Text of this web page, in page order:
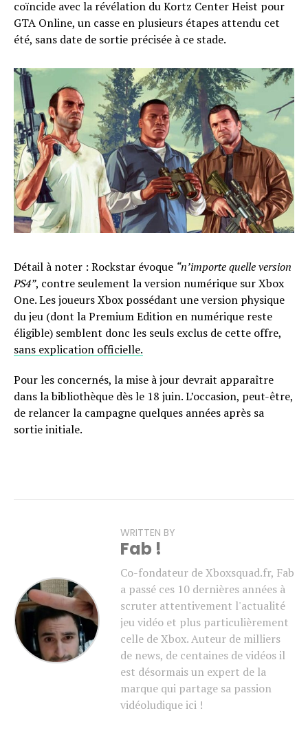
coïncide avec la révélation du Kortz Center Heist pour
GTA Online, un casse en plusieurs étapes attendu cet
été, sans date de sortie précisée à ce stade.
Détail à noter : Rockstar évoque “n’importe quelle version
PS4”, contre seulement la version numérique sur Xbox
One. Les joueurs Xbox possédant une version physique
du jeu (dont la Premium Edition en numérique reste
éligible) semblent donc les seuls exclus de cette offre,
sans explication officielle.
Pour les concernés, la mise à jour devrait apparaître
dans la bibliothèque dès le 18 juin. L’occasion, peut-être,
de relancer la campagne quelques années après sa
sortie initiale.
WRITTEN BY
Fab !
Co-fondateur de Xboxsquad.fr, Fab
a passé ces 10 dernières années à
scruter attentivement l'actualité
jeu vidéo et plus particulièrement
celle de Xbox. Auteur de milliers
de news, de centaines de vidéos il
est désormais un expert de la
marque qui partage sa passion
vidéoludique ici !